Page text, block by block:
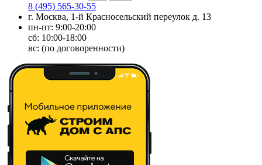
8 (495) 565-30-55
г. Москва, 1-й Красносельский переулок д. 13
пн-пт: 9:00-20:00
сб: 10:00-18:00
вс: (по договоренности)